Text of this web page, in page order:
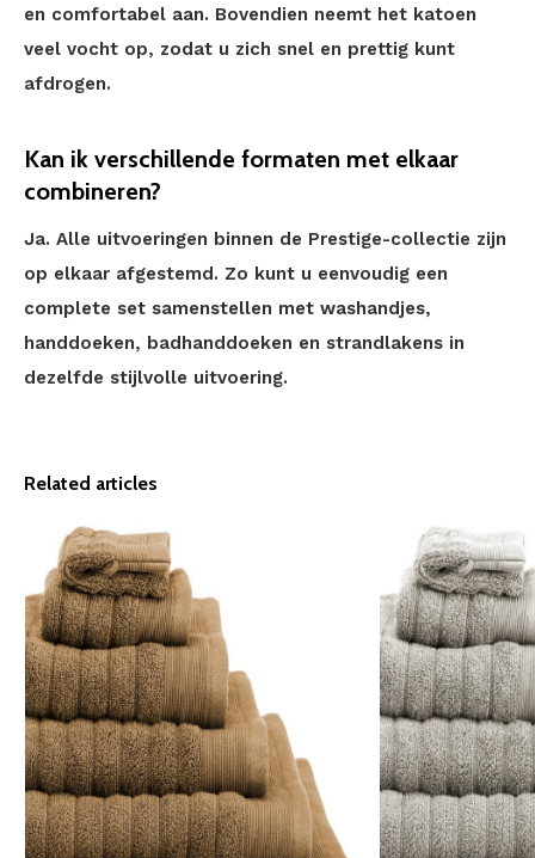
en comfortabel aan. Bovendien neemt het katoen
veel vocht op, zodat u zich snel en prettig kunt
afdrogen.
Kan ik verschillende formaten met elkaar
combineren?
Ja. Alle uitvoeringen binnen de Prestige-collectie zijn
op elkaar afgestemd. Zo kunt u eenvoudig een
complete set samenstellen met washandjes,
handdoeken, badhanddoeken en strandlakens in
dezelfde stijlvolle uitvoering.
Related articles